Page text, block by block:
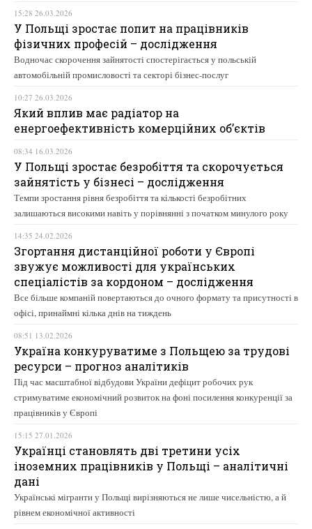
15:28 26.03.2026
У Польщі зростає попит на працівників
фізичних професій – дослідження
Водночас скорочення зайнятості спостерігається у польській
автомобільній промисловості та секторі бізнес-послуг
10:27 26.03.2026
Який вплив має радіатор на
енергоефективність комерційних об’єктів
08:34 16.03.2026
У Польщі зростає безробіття та скорочується
зайнятість у бізнесі – дослідження
Темпи зростання рівня безробіття та кількості безробітних
залишаються високими навіть у порівнянні з початком минулого року
14:35 24.02.2026
Згортання дистанційної роботи у Європі
звужує можливості для українських
спеціалістів за кордоном – дослідження
Все більше компаній повертаються до очного формату та присутності в
офісі, принаймні кілька днів на тиждень
08:51 13.02.2026
Україна конкуруватиме з Польщею за трудові
ресурси – прогноз аналітиків
Під час масштабної відбудови України дефіцит робочих рук
стримуватиме економічний розвиток на фоні посилення конкуренції за
працівників у Європі
15:15 27.01.2026
Українці становлять дві третини усіх
іноземних працівників у Польщі – аналітичні
дані
Українські мігранти у Польщі вирізняються не лише чисельністю, а й
рівнем економічної активності